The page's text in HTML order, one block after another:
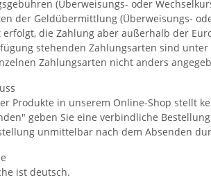
(Überweisungs- oder
der Geldübermittlung (Überweisungs-
erfolgt, die Zahlung aber außerhalb der
stehenden Zahlungsarten sind
Zahlungsarten nicht anders
Produkte in unserem Online-Shop stellt
geben Sie eine verbindliche
unmittelbar nach dem Absenden
ist deutsch.